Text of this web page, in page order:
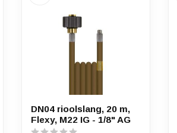
DN04 rioolslang, 20 m,
Flexy, M22 IG - 1/8" AG